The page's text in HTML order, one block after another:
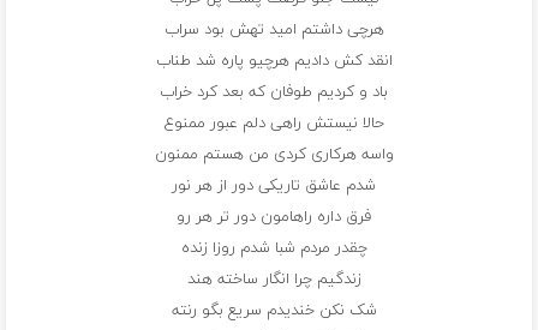
هرچی داشتم امید تهش بود سراب
انقد کش دادیم هرچیو پاره شد طناب
باد و کردیم طوفان که بعد کرد خراب
حالا نیستش راهی دلم عبور ممنوع
واسه هرکاری کردی من هستم ممنون
شدم عاشق تاریکی دور از هر نور
فرق داره راهامون دور تر هر رو
چقدر مردم شبا شدم روزا زنده
زندگیم چرا انگار ساخته هند
شک نکن خندیدم سریع بگو رنته